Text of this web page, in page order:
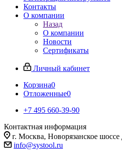
Контакты
О компании
Назад
О компании
Новости
Сертификаты
Личный кабинет
Корзина0
Отложенные0
+7 495 660-39-90
Контактная информация
г. Москва, Новорязанское шоссе
info@systool.ru